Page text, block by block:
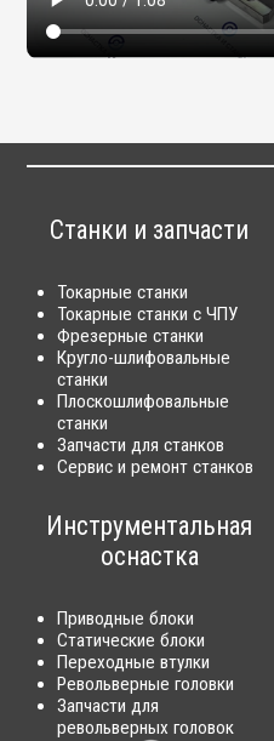
Станки и запчасти
Токарные станки
Токарные станки с ЧПУ
Фрезерные станки
Кругло-шлифовальные
станки
Плоскошлифовальные
станки
Запчасти для станков
Сервис и ремонт станков
Инструментальная
оснастка
Приводные блоки
Статические блоки
Переходные втулки
Револьверные головки
Запчасти для
револьверных головок